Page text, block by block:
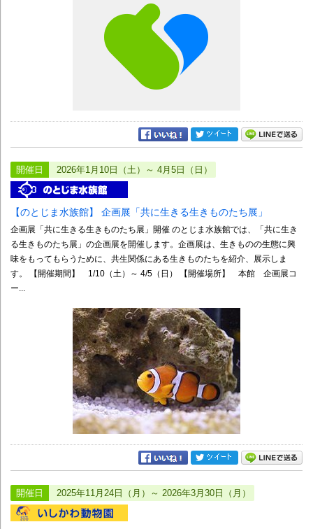
開催日 2026年1月10日（土）～ 4月5日（日）
【のとじま水族館】 企画展「共に生きる生きものたち展」
企画展「共に生きる生きものたち展」開催 のとじま水族館では、「共に生き
る生きものたち展」の企画展を開催します。企画展は、生きものの生態に興
味をもってもらうために、共生関係にある生きものたちを紹介、展示しま
す。 【開催期間】 1/10（土）～ 4/5（日） 【開催場所】 本館 企画展コ
ー...
開催日 2025年11月24日（月）～ 2026年3月30日（月）